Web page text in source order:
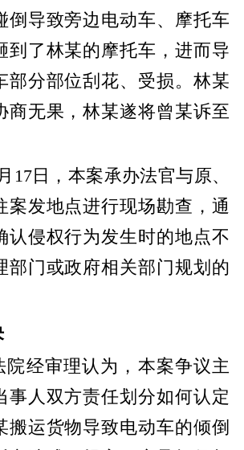
倒导致旁边电动车、摩托车
到了林某的摩托车，进而导
部分部位刮花、受损。林某
商无果，林某遂将曾某诉至
17日，本案承办法官与原、
案发地点进行现场勘查，通
认侵权行为发生时的地点不
部门或政府相关部门规划的
院经审理认为，本案争议主
事人双方责任划分如何认定
搬运货物导致电动车的倾倒